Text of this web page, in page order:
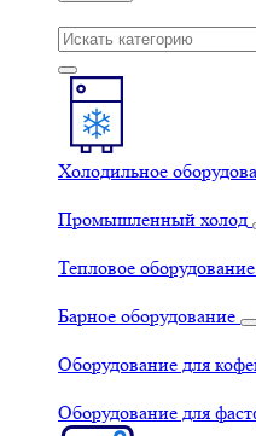
Холодильное
Промышленный холод
Тепловое
Барное оборудование
Оборудование для
Оборудование для